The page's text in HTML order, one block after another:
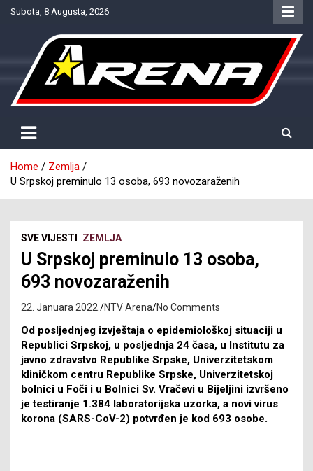
SkipSubota, 8 Augusta, 2026
NTV Arena
Home
Zemlja
U Srpskoj preminulo 13 osoba, 693 novozaraženih
SVE VIJESTI ZEMLJA
U Srpskoj preminulo 13 osoba,
693 novozaraženih
22. Januara 2022. NTV Arena No Comments
Od posljednjeg izvještaja o epidemiološkoj situaciji u
Republici Srpskoj, u posljednja 24 časa, u Institutu za
javno zdravstvo Republike Srpske, Univerzitetskom
kliničkom centru Republike Srpske, Univerzitetskoj
bolnici u Foči i u Bolnici Sv. Vračevi u Bijeljini izvršeno
je testiranje 1.384 laboratorijska uzorka, a novi virus
korona (SARS-CoV-2) potvrđen je kod 693 osobe.